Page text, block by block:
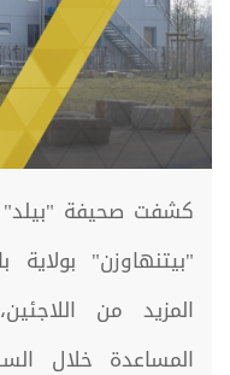
كشفت صحيفة "بيلد"
"بيتنهاوزن" بولاية
المزيد من
المساعدة خلال